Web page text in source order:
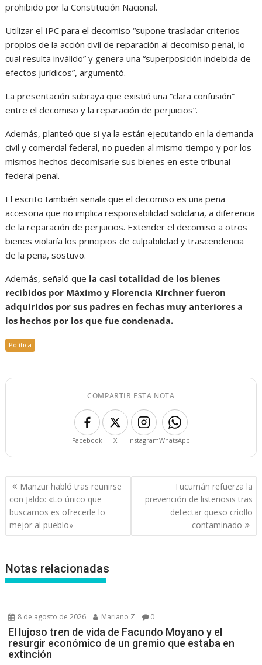
prohibido por la Constitución Nacional.
Utilizar el IPC para el decomiso “supone trasladar criterios
propios de la acción civil de reparación al decomiso penal, lo
cual resulta inválido” y genera una “superposición indebida de
efectos jurídicos”, argumentó.
La presentación subraya que existió una “clara confusión”
entre el decomiso y la reparación de perjuicios”.
Además, planteó que si ya la están ejecutando en la demanda
civil y comercial federal, no pueden al mismo tiempo y por los
mismos hechos decomisarle sus bienes en este tribunal
federal penal.
El escrito también señala que el decomiso es una pena
accesoria que no implica responsabilidad solidaria, a diferencia
de la reparación de perjuicios. Extender el decomiso a otros
bienes violaría los principios de culpabilidad y trascendencia
de la pena, sostuvo.
Además, señaló que la casi totalidad de los bienes
recibidos por Máximo y Florencia Kirchner fueron
adquiridos por sus padres en fechas muy anteriores a
los hechos por los que fue condenada.
Política
COMPARTIR ESTA NOTA
Facebook X InstagramWhatsApp
Navegación
de
entradas
Manzur habló tras reunirse
con Jaldo: «Lo único que
buscamos es ofrecerle lo
mejor al pueblo»
Tucumán refuerza la
prevención de listeriosis tras
detectar queso criollo
contaminado
Notas relacionadas
8 de agosto de 2026 Mariano Z 0
El lujoso tren de vida de Facundo Moyano y el
resurgir económico de un gremio que estaba en
extinción